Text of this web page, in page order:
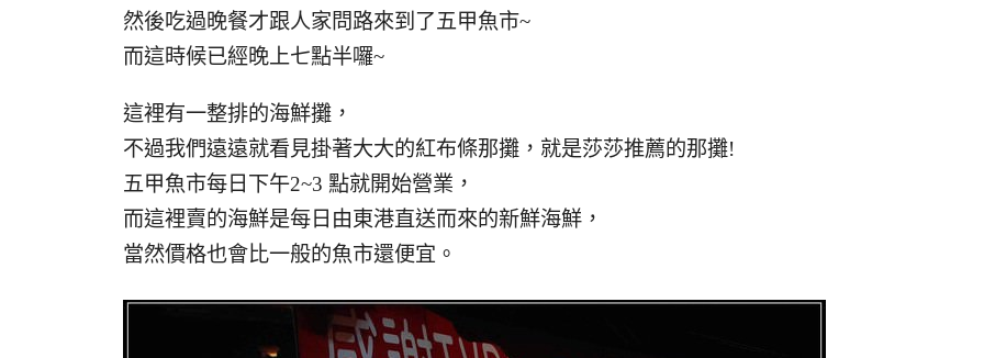
然後吃過晚餐才跟人家問路來到了五甲魚市~
而這時候已經晚上七點半囉~
這裡有一整排的海鮮攤，
不過我們遠遠就看見掛著大大的紅布條那攤，就是莎莎推薦的那攤!
五甲魚市每日下午2~3 點就開始營業，
而這裡賣的海鮮是每日由東港直送而來的新鮮海鮮，
當然價格也會比一般的魚市還便宜。